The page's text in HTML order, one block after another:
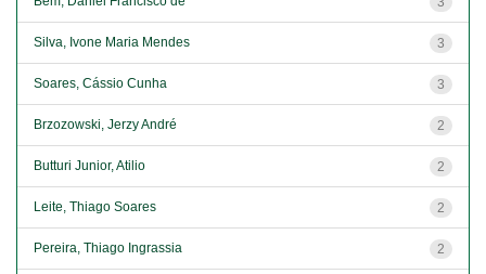
3
Silva, Ivone Maria Mendes
3
Soares, Cássio Cunha
2
Brzozowski, Jerzy André
2
Butturi Junior, Atilio
2
Leite, Thiago Soares
2
Pereira, Thiago Ingrassia